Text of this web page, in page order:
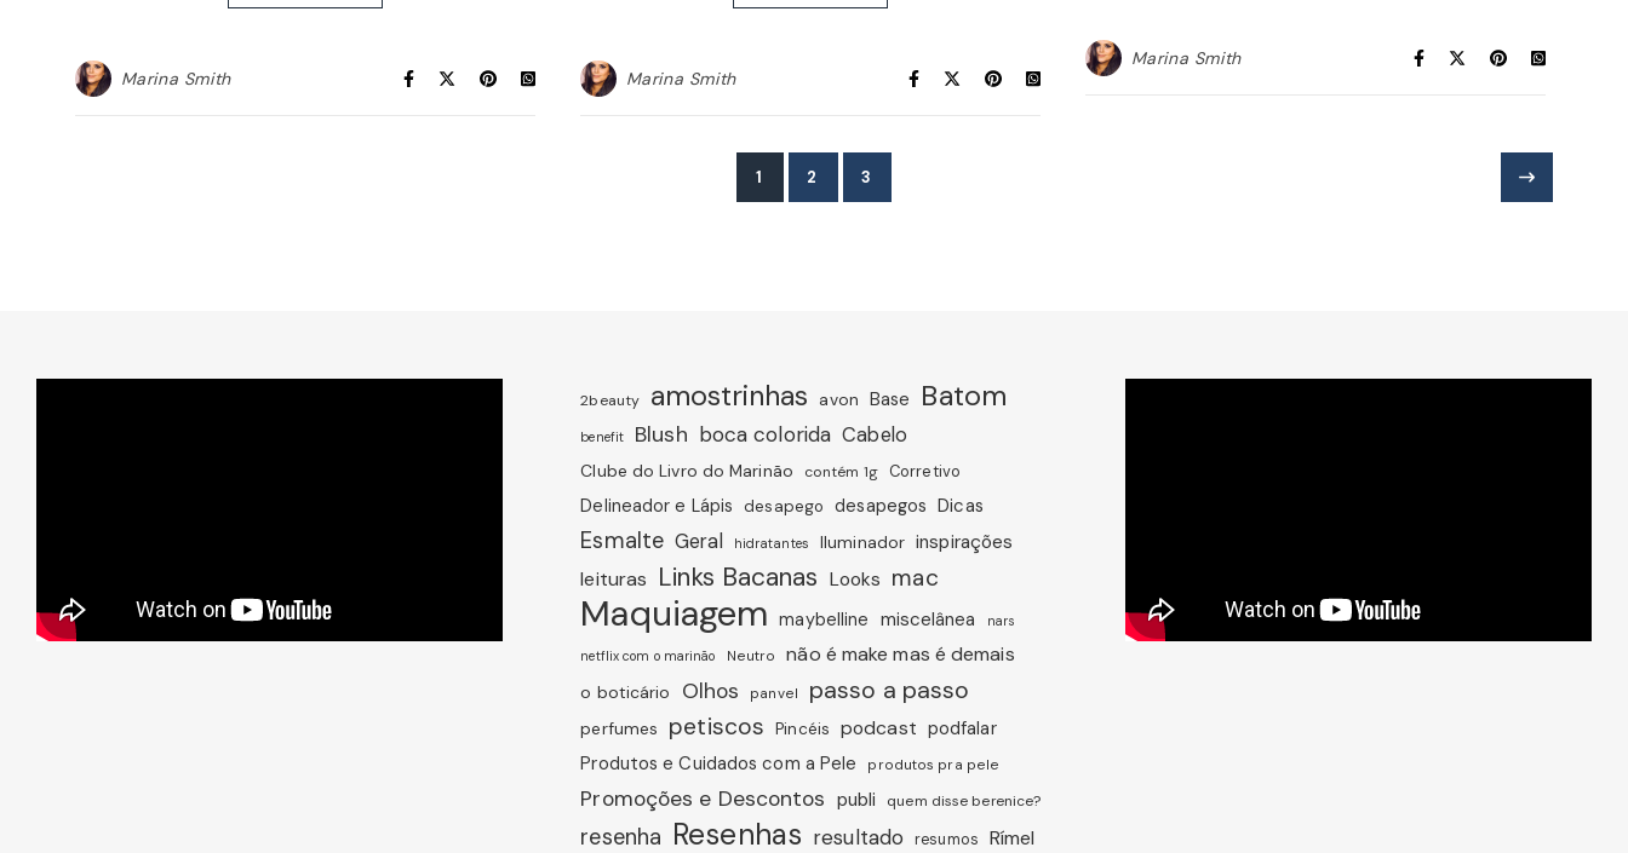
Marina Smith Marina Smith
Marina Smith
1 2 3
2beauty amostrinhas avon Base Batom
benefit Blush boca colorida Cabelo
Clube do Livro do Marinão contém 1g Corretivo
Delineador e Lápis desapego desapegos Dicas
Esmalte Geral hidratantes Iluminador inspirações
leituras Links Bacanas Looks mac
Maquiagem maybelline miscelânea nars
netflix com o marinão Neutro não é make mas é demais
o boticário Olhos panvel passo a passo
perfumes petiscos Pincéis podcast podfalar
Produtos e Cuidados com a Pele
produtos pra pele
Promoções e Descontos publi quem disse berenice?
resenha Resenhas resultado resumos Rímel